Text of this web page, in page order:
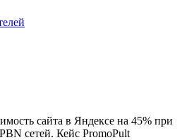
сайта в Яндексе на 45% при
сетей. Кейс PromoPult